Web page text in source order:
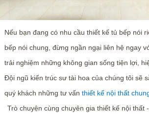
Nếu bạn đang có nhu cầu thiết kế tủ bếp nói
bếp nói chung, đừng ngần ngại liên hệ ngay
trải nghiệm những không gian sống tiện lợi,
Đội ngũ kiến trúc sư tài hoa của chúng tôi sẽ
quý khách những tư vấn thiết kế nội thất
Trò chuyện cùng chuyên gia thiết kế nội thất